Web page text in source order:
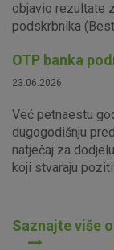
objavio rezultate
podskrbnika
OTP banka
23.06.2026.
Već petnaestu
dugogodišnju
natječaj za
koji stvaraju
Saznajte više